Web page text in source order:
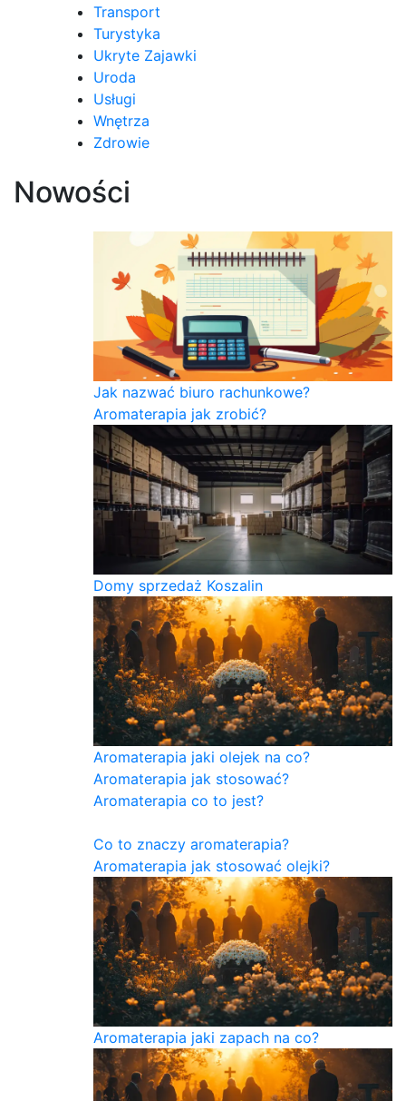
Transport
Turystyka
Ukryte Zajawki
Uroda
Usługi
Wnętrza
Zdrowie
Nowości
Jak nazwać biuro rachunkowe?
Aromaterapia jak zrobić?
Domy sprzedaż Koszalin
Aromaterapia jaki olejek na co?
Aromaterapia jak stosować?
Aromaterapia co to jest?
Co to znaczy aromaterapia?
Aromaterapia jak stosować olejki?
Aromaterapia jaki zapach na co?